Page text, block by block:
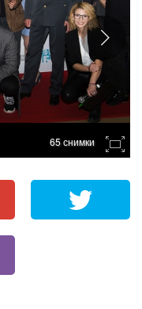
65 снимки